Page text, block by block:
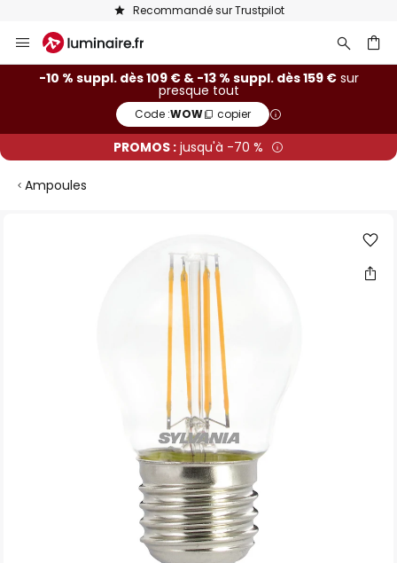
Recommandé sur Trustpilot
Allez
au
contenu
-10 % suppl. dès 109 € & -13 % suppl. dès 159 €sur
presque tout
Code :WOW copier
PROMOS : jusqu'à -70 %
Ampoules